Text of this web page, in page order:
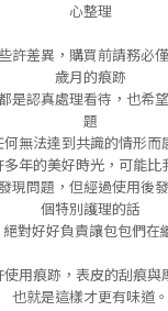
心整理
許差異，購買前請務必
歲月的痕跡
是認真處理看待，也希
題
無法達到共識的情形而
年的美好時光，可能比
現問題，但經過使用後
個特別護理的話
對好好負責讓包包們在
用痕跡，表皮的刮痕與
也就是這樣才更有味道。